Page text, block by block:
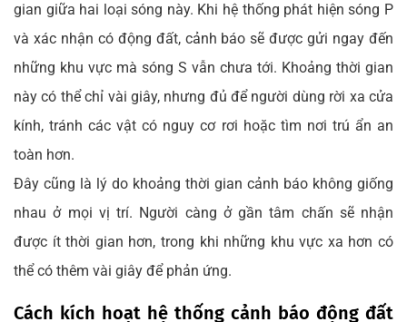
gian giữa hai loại sóng này. Khi hệ thống phát hiện sóng P
và xác nhận có động đất, cảnh báo sẽ được gửi ngay đến
những khu vực mà sóng S vẫn chưa tới. Khoảng thời gian
này có thể chỉ vài giây, nhưng đủ để người dùng rời xa cửa
kính, tránh các vật có nguy cơ rơi hoặc tìm nơi trú ẩn an
toàn hơn.
Đây cũng là lý do khoảng thời gian cảnh báo không giống
nhau ở mọi vị trí. Người càng ở gần tâm chấn sẽ nhận
được ít thời gian hơn, trong khi những khu vực xa hơn có
thể có thêm vài giây để phản ứng.
Cách kích hoạt hệ thống cảnh báo động đất